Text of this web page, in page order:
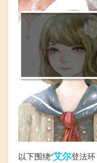
以下围绕“艾尔登法环